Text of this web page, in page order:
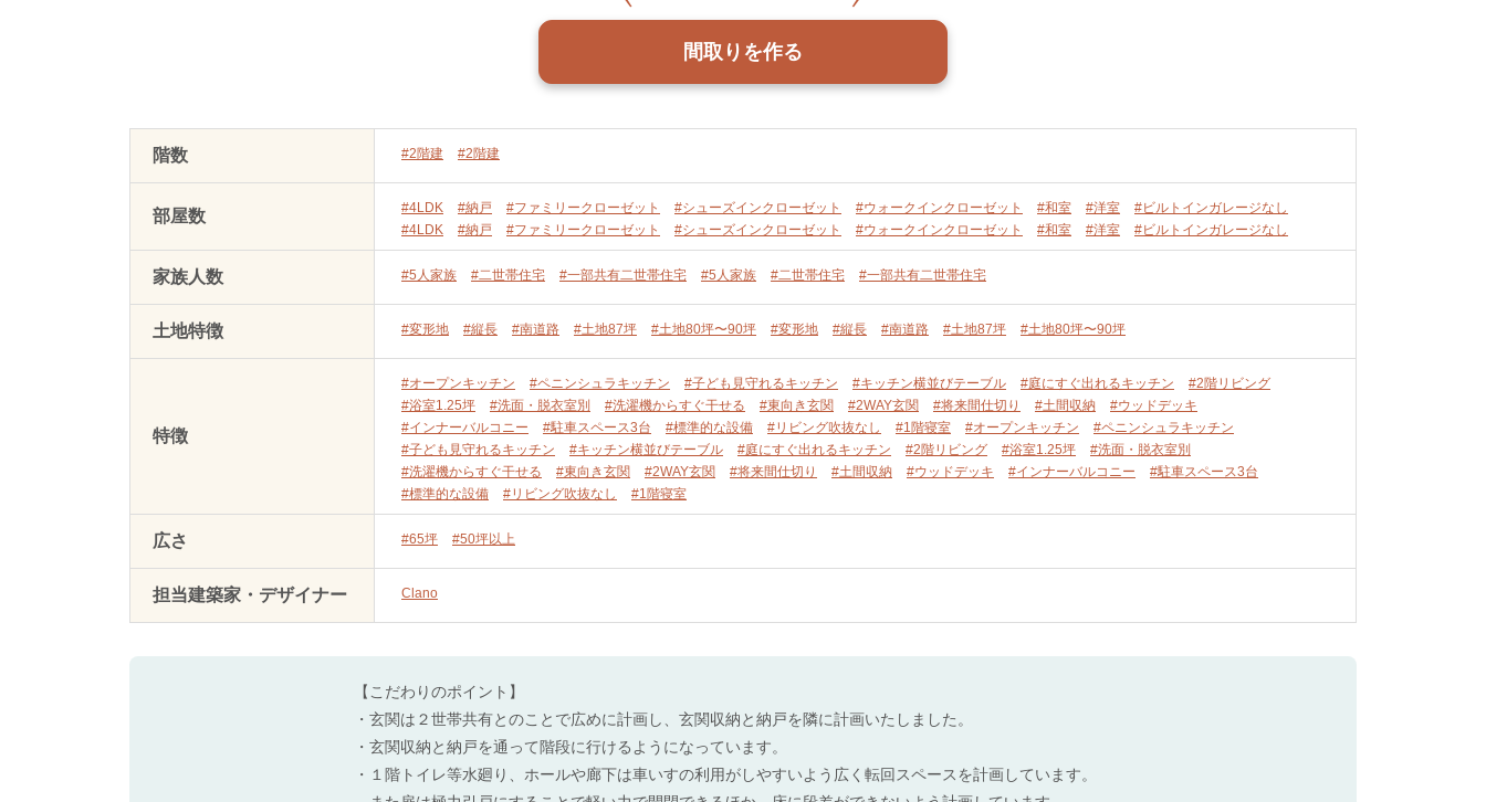
間取りを作る
階数 #2階建 #2階建
部屋数 #4LDK #納戸 #ファミリークローゼット #シューズインクローゼット #ウォークインクローゼット #和室 #洋室
#ビルトインガレージなし
#4LDK
#納戸 #ファミリークローゼット #シューズインクローゼット #ウォークインクローゼット #和室 #洋室 #ビルトインガレージなし
家族人数 #5人家族 #二世帯住宅 #一部共有二世帯住宅 #5人家族 #二世帯住宅 #一部共有二世帯住宅
土地特徴 #変形地 #縦長 #南道路 #土地87坪 #土地80坪〜90坪 #変形地 #縦長 #南道路 #土地87坪 #土地80坪〜90坪
特徴
#オープンキッチン #ペニンシュラキッチン #子ども見守れるキッチン #キッチン横並びテーブル #庭にすぐ出れるキッチン
#2階リビング
#浴室1.25坪
#洗面・脱衣室別 #洗濯機からすぐ干せる #東向き玄関 #2WAY玄関 #将来間仕切り #土間収納
#ウッドデッキ
#インナーバルコニー
#駐車スペース3台 #標準的な設備 #リビング吹抜なし #1階寝室 #オープンキッチン
#ペニンシュラキッチン
#子ども見守れるキッチン
#キッチン横並びテーブル #庭にすぐ出れるキッチン #2階リビング #浴室1.25坪
#洗面・脱衣室別
#洗濯機からすぐ干せる
#東向き玄関 #2WAY玄関 #将来間仕切り #土間収納 #ウッドデッキ #インナーバルコニー
#駐車スペース3台
#標準的な設備
#リビング吹抜なし #1階寝室
広さ #65坪 #50坪以上
担当建築家・デザイナー Clano
【こだわりのポイント】
・玄関は２世帯共有とのことで広めに計画し、玄関収納と納戸を隣に計画いたしました。
・玄関収納と納戸を通って階段に行けるようになっています。
・１階トイレ等水廻り、ホールや廊下は車いすの利用がしやすいよう広く転回スペースを計画しています。